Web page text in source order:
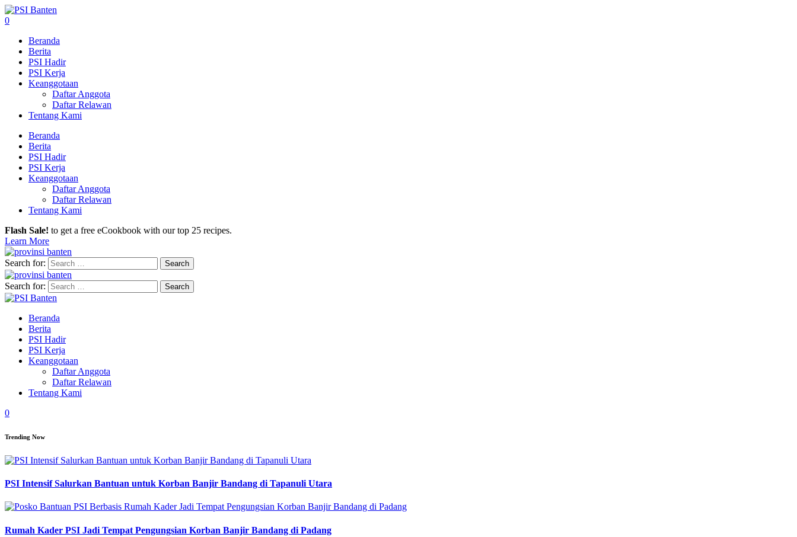
0
Beranda
Berita
PSI Hadir
PSI Kerja
Keanggotaan
Daftar Anggota
Daftar Relawan
Tentang Kami
Beranda
Berita
PSI Hadir
PSI Kerja
Keanggotaan
Daftar Anggota
Daftar Relawan
Tentang Kami
Flash Sale! to get a free eCookbook with our top 25 recipes.
Learn More
Search for:
Search for:
Beranda
Berita
PSI Hadir
PSI Kerja
Keanggotaan
Daftar Anggota
Daftar Relawan
Tentang Kami
0
Trending Now
PSI Intensif Salurkan Bantuan untuk Korban Banjir Bandang di Tapanuli Utara
Rumah Kader PSI Jadi Tempat Pengungsian Korban Banjir Bandang di Padang